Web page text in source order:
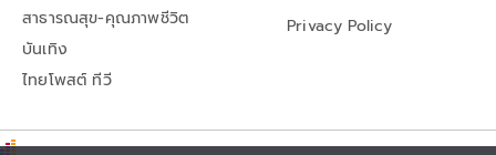
สาธารณสุข-คุณภาพชีวิต
บันเทิง
ไทยโพสต์ ทีวี
Privacy Policy